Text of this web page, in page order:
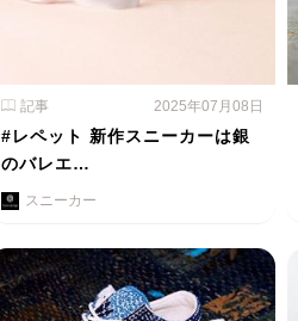
記事 2025年07月08日
#レペット 新作スニーカーは銀
のバレエ…
スニーカー